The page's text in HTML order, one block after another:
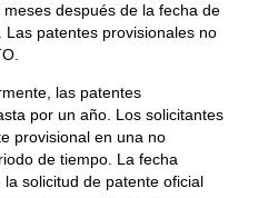
después de la fecha de
patentes provisionales no
las patentes
por un año. Los solicitantes
provisional en una no
de tiempo. La fecha
solicitud de patente oficial